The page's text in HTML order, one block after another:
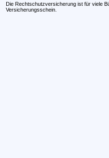
Die Rechtschutzversicherung ist für viele
Versicherungsschein.